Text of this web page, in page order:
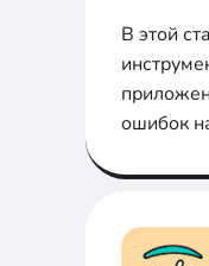
В этой
ошибок